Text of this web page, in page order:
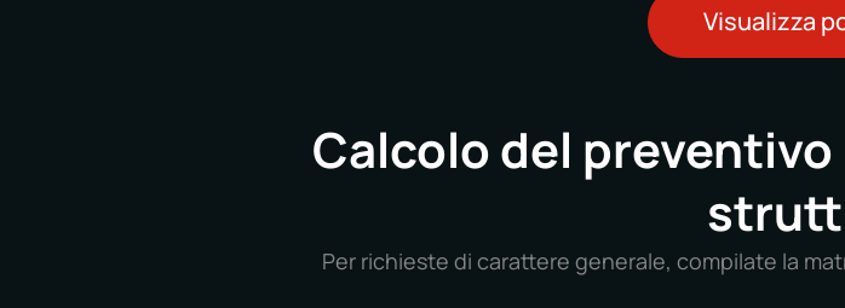
Visualizza
Calcolo del
Per richieste di carattere generale, compilate la